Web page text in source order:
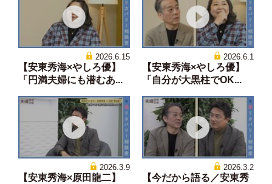
2026.6.15
【安東秀海×やしろ優】
「円満夫婦にも潜むあ...
2026.6.1
【安東秀海×やしろ優】
「自分が大黒柱でOK...
2026.3.9
【安東秀海×原田龍二】
2026.3.2
【今だから語る／安東秀